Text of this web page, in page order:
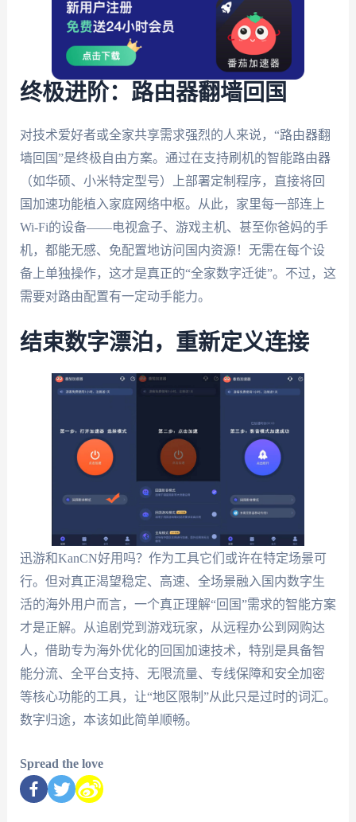
终极进阶：路由器翻墙回国
对技术爱好者或全家共享需求强烈的人来说，“路由器翻
墙回国”是终极自由方案。通过在支持刷机的智能路由器
（如华硕、小米特定型号）上部署定制程序，直接将回
国加速功能植入家庭网络中枢。从此，家里每一部连上
Wi-Fi的设备——电视盒子、游戏主机、甚至你爸妈的手
机，都能无感、免配置地访问国内资源！无需在每个设
备上单独操作，这才是真正的“全家数字迁徙”。不过，这
需要对路由配置有一定动手能力。
结束数字漂泊，重新定义连接
迅游和KanCN好用吗？作为工具它们或许在特定场景可
行。但对真正渴望稳定、高速、全场景融入国内数字生
活的海外用户而言，一个真正理解“回国”需求的智能方案
才是正解。从追剧党到游戏玩家，从远程办公到网购达
人，借助专为海外优化的回国加速技术，特别是具备智
能分流、全平台支持、无限流量、专线保障和安全加密
等核心功能的工具，让“地区限制”从此只是过时的词汇。
数字归途，本该如此简单顺畅。
Spread the love